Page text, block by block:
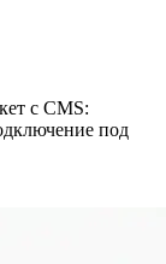
с CMS:
под